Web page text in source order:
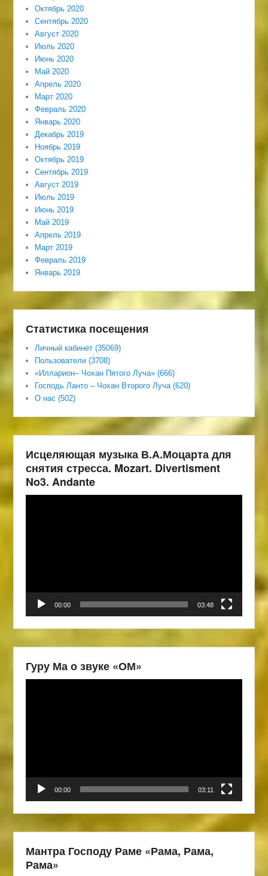
Октябрь 2020
Сентябрь 2020
Август 2020
Июль 2020
Июнь 2020
Май 2020
Апрель 2020
Март 2020
Февраль 2020
Январь 2020
Декабрь 2019
Ноябрь 2019
Октябрь 2019
Сентябрь 2019
Август 2019
Июль 2019
Июнь 2019
Май 2019
Апрель 2019
Март 2019
Февраль 2019
Январь 2019
Статистика посещения
Личный кабинет (35069)
Пользователи (3708)
«Илларион– Чохан Пятого Луча» (666)
Господь Ланто – Чохан Второго Луча (620)
О нас (502)
Исцеляющая музыка В.А.Моцарта для
снятия стресса. Mozart. Divertisment
No3. Andante
00:00 03:48
Гуру Ма о звуке «ОМ»
00:00 03:11
Мантра Господу Раме «Рама, Рама,
Рама»